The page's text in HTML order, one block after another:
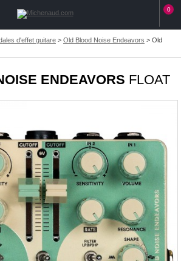
0
d'effet guitare > Old Blood Noise Endeavors > Old
ENDEAVORS FLOAT